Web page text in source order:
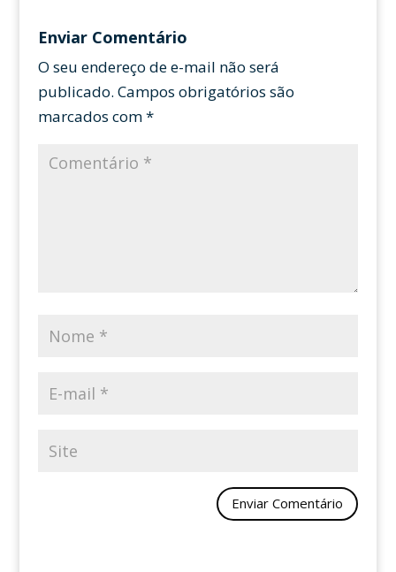
Enviar Comentário
O seu endereço de e-mail não será
publicado. Campos obrigatórios são
marcados com*